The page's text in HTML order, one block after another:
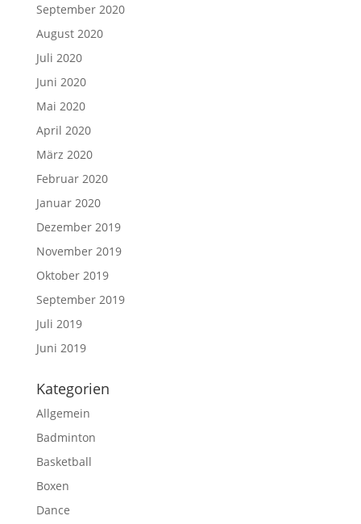
September 2020
August 2020
Juli 2020
Juni 2020
Mai 2020
April 2020
März 2020
Februar 2020
Januar 2020
Dezember 2019
November 2019
Oktober 2019
September 2019
Juli 2019
Juni 2019
Kategorien
Allgemein
Badminton
Basketball
Boxen
Dance